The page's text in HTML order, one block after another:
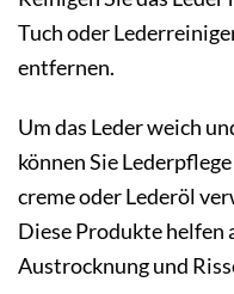
Tuch oder
entfernen.
Um das Leder weich
können Sie
creme oder Lederöl
Diese Produkte helfen
Austrocknung und